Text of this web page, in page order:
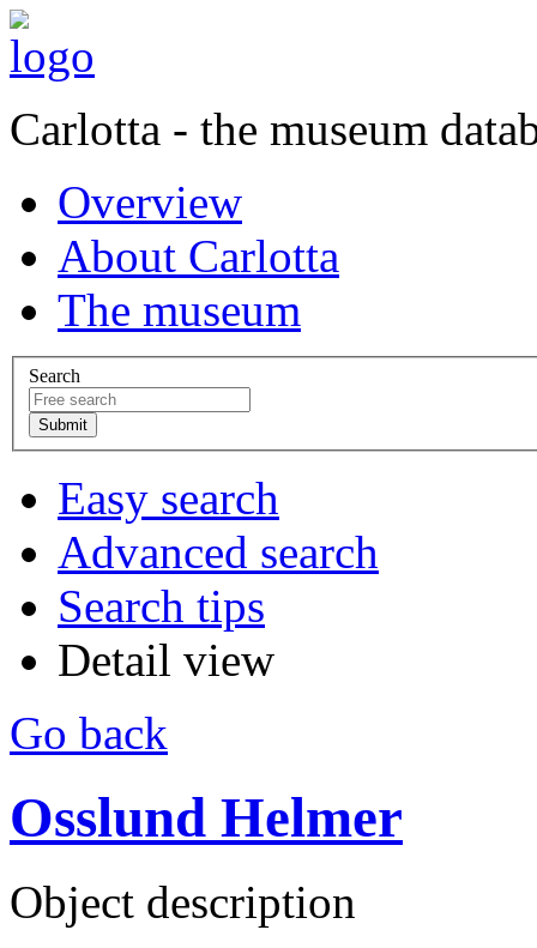
Carlotta - the museum
Overview
About Carlotta
The museum
Search
Easy search
Advanced search
Search tips
Detail view
Go back
Osslund Helmer
Object description